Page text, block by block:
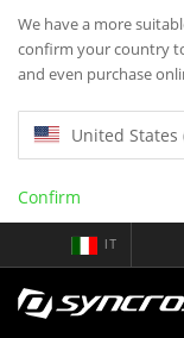
We have a more
confirm your country
and even purchase
United States
Confirm
IT